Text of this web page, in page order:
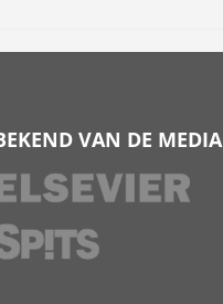
VAN DE MEDIA